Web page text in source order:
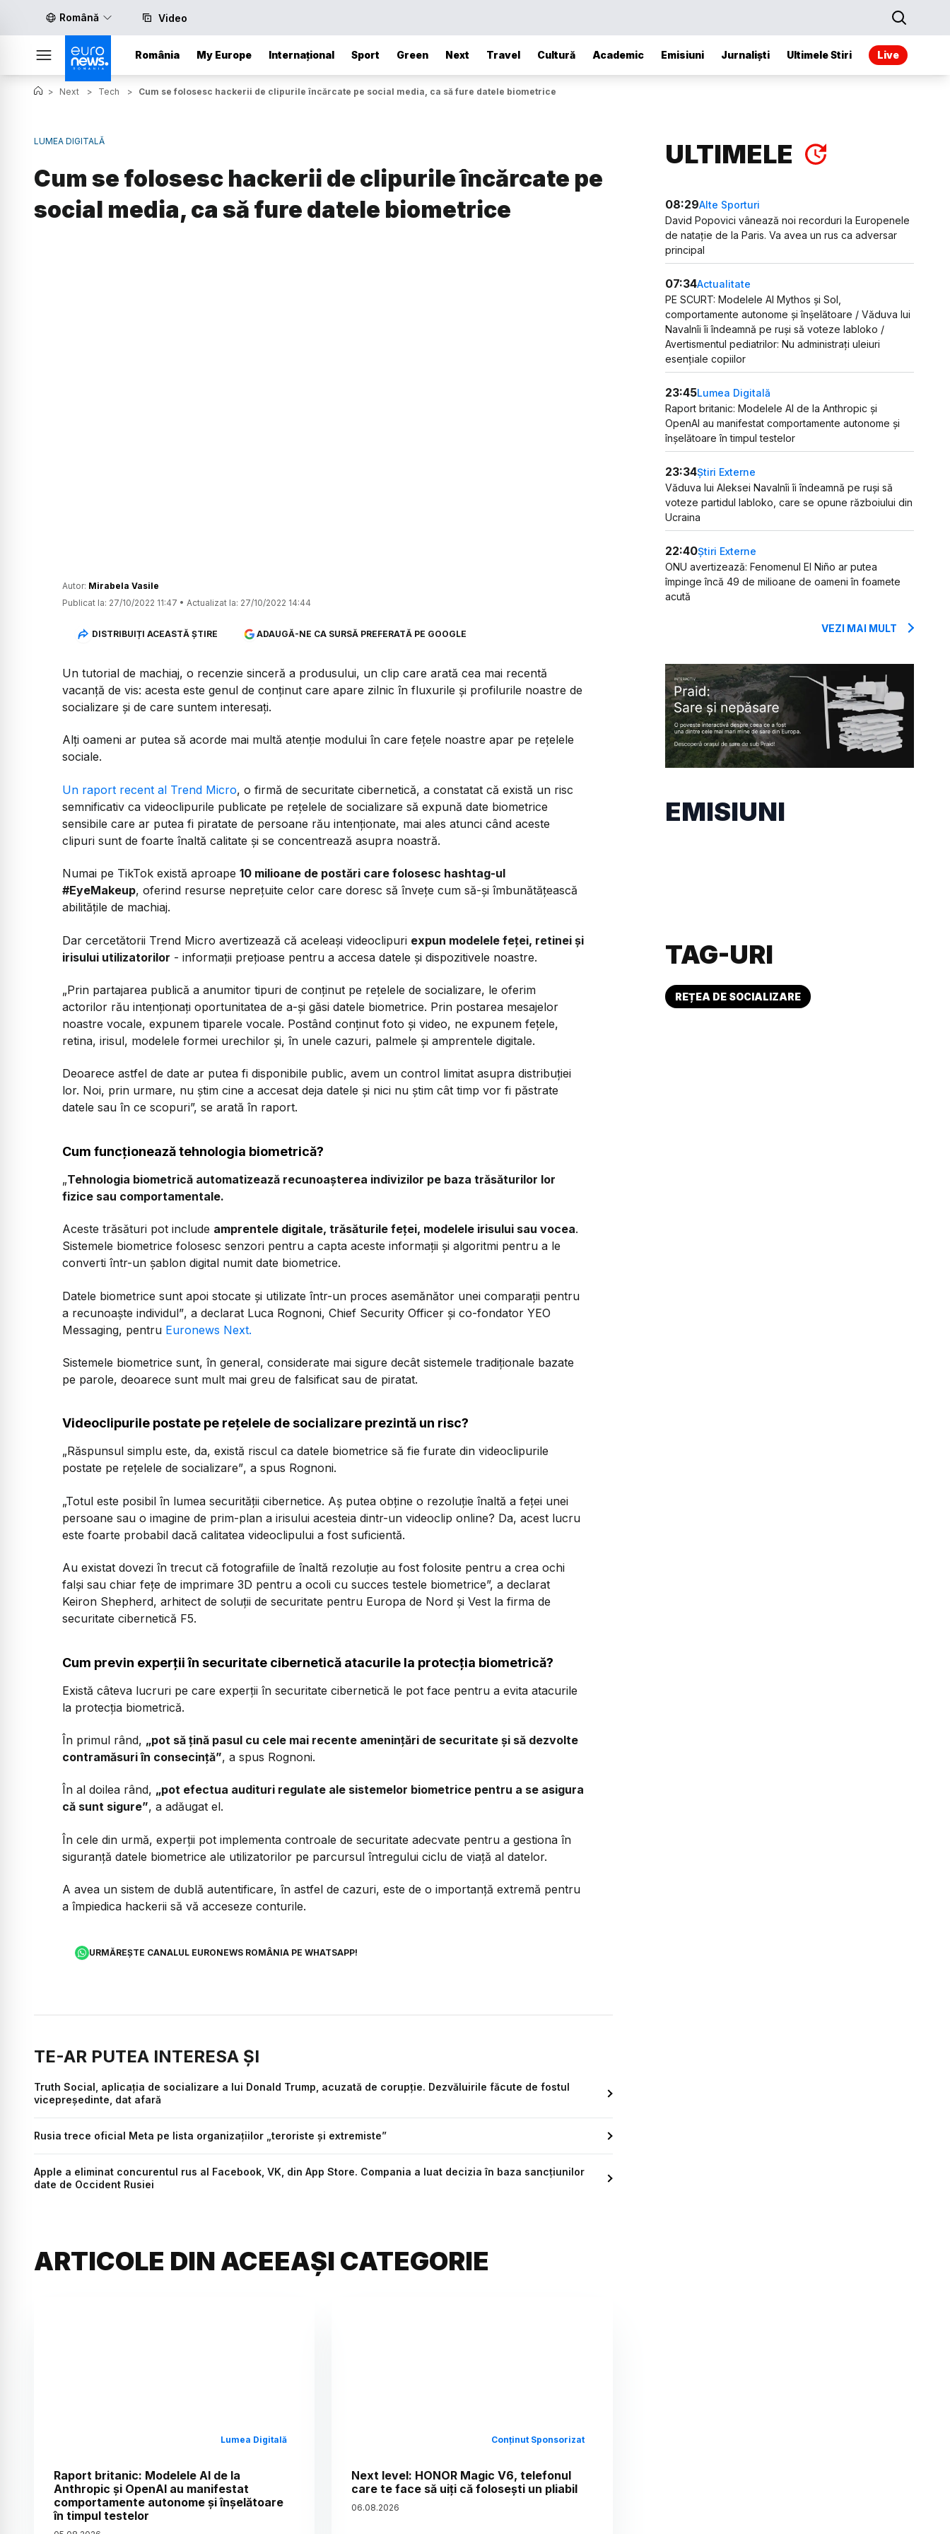
Română Video
România My Europe Internațional Sport Green Next Travel Cultură Academic Emisiuni Jurnaliști Ultimele Stiri Live
> Next > Tech > Cum se folosesc hackerii de clipurile încărcate pe social media, ca să fure datele biometrice
LUMEA DIGITALĂ
Cum se folosesc hackerii de clipurile încărcate pe
social media, ca să fure datele biometrice
Autor: Mirabela Vasile
Publicat la: 27/10/2022 11:47 • Actualizat la: 27/10/2022 14:44
DISTRIBUIȚI ACEASTĂ ȘTIRE ADAUGĂ-NE CA SURSĂ PREFERATĂ PE GOOGLE
Un tutorial de machiaj, o recenzie sinceră a produsului, un clip care arată cea mai recentă
vacanță de vis: acesta este genul de conținut care apare zilnic în fluxurile și profilurile noastre de
socializare și de care suntem interesați.
Alți oameni ar putea să acorde mai multă atenție modului în care fețele noastre apar pe rețelele
sociale.
Un raport recent al Trend Micro, o firmă de securitate cibernetică, a constatat că există un risc
semnificativ ca videoclipurile publicate pe rețelele de socializare să expună date biometrice
sensibile care ar putea fi piratate de persoane rău intenționate, mai ales atunci când aceste
clipuri sunt de foarte înaltă calitate și se concentrează asupra noastră.
Numai pe TikTok există aproape 10 milioane de postări care folosesc hashtag-ul
#EyeMakeup, oferind resurse neprețuite celor care doresc să învețe cum să-și îmbunătățească
abilitățile de machiaj.
Dar cercetătorii Trend Micro avertizează că aceleași videoclipuri expun modelele feței, retinei și
irisului utilizatorilor - informații prețioase pentru a accesa datele și dispozitivele noastre.
„Prin partajarea publică a anumitor tipuri de conținut pe rețelele de socializare, le oferim
actorilor rău intenționați oportunitatea de a-și găsi datele biometrice. Prin postarea mesajelor
noastre vocale, expunem tiparele vocale. Postând conținut foto și video, ne expunem fețele,
retina, irisul, modelele formei urechilor și, în unele cazuri, palmele și amprentele digitale.
Deoarece astfel de date ar putea fi disponibile public, avem un control limitat asupra distribuției
lor. Noi, prin urmare, nu știm cine a accesat deja datele și nici nu știm cât timp vor fi păstrate
datele sau în ce scopuri”, se arată în raport.
Cum funcționează tehnologia biometrică?
„Tehnologia biometrică automatizează recunoașterea indivizilor pe baza trăsăturilor lor
fizice sau comportamentale.
Aceste trăsături pot include amprentele digitale, trăsăturile feței, modelele irisului sau vocea.
Sistemele biometrice folosesc senzori pentru a capta aceste informații și algoritmi pentru a le
converti într-un șablon digital numit date biometrice.
Datele biometrice sunt apoi stocate și utilizate într-un proces asemănător unei comparații pentru
a recunoaște individul”, a declarat Luca Rognoni, Chief Security Officer și co-fondator YEO
Messaging, pentru Euronews Next.
Sistemele biometrice sunt, în general, considerate mai sigure decât sistemele tradiționale bazate
pe parole, deoarece sunt mult mai greu de falsificat sau de piratat.
Videoclipurile postate pe rețelele de socializare prezintă un risc?
„Răspunsul simplu este, da, există riscul ca datele biometrice să fie furate din videoclipurile
postate pe rețelele de socializare”, a spus Rognoni.
„Totul este posibil în lumea securității cibernetice. Aș putea obține o rezoluție înaltă a feței unei
persoane sau o imagine de prim-plan a irisului acesteia dintr-un videoclip online? Da, acest lucru
este foarte probabil dacă calitatea videoclipului a fost suficientă.
Au existat dovezi în trecut că fotografiile de înaltă rezoluție au fost folosite pentru a crea ochi
falși sau chiar fețe de imprimare 3D pentru a ocoli cu succes testele biometrice”, a declarat
Keiron Shepherd, arhitect de soluții de securitate pentru Europa de Nord și Vest la firma de
securitate cibernetică F5.
Cum previn experții în securitate cibernetică atacurile la protecția biometrică?
Există câteva lucruri pe care experții în securitate cibernetică le pot face pentru a evita atacurile
la protecția biometrică.
În primul rând, „pot să țină pasul cu cele mai recente amenințări de securitate și să dezvolte
contramăsuri în consecință”, a spus Rognoni.
În al doilea rând, „pot efectua audituri regulate ale sistemelor biometrice pentru a se asigura
că sunt sigure”, a adăugat el.
În cele din urmă, experții pot implementa controale de securitate adecvate pentru a gestiona în
siguranță datele biometrice ale utilizatorilor pe parcursul întregului ciclu de viață al datelor.
A avea un sistem de dublă autentificare, în astfel de cazuri, este de o importanță extremă pentru
a împiedica hackerii să vă acceseze conturile.
URMĂREȘTE CANALUL EURONEWS ROMÂNIA PE WHATSAPP!
TE-AR PUTEA INTERESA ȘI
Truth Social, aplicația de socializare a lui Donald Trump, acuzată de corupție. Dezvăluirile făcute de fostul
vicepreședinte, dat afară
Rusia trece oficial Meta pe lista organizațiilor „teroriste și extremiste”
Apple a eliminat concurentul rus al Facebook, VK, din App Store. Compania a luat decizia în baza sancțiunilor
date de Occident Rusiei
ARTICOLE DIN ACEEAȘI CATEGORIE
Lumea Digitală
Raport britanic: Modelele AI de la
Anthropic și OpenAI au manifestat
comportamente autonome și înșelătoare
în timpul testelor
Conținut Sponsorizat
Next level: HONOR Magic V6, telefonul
care te face să uiți că folosești un pliabil
06.08.2026
ULTIMELE
08:29Alte Sporturi
David Popovici vânează noi recorduri la Europenele
de natație de la Paris. Va avea un rus ca adversar
principal
07:34Actualitate
PE SCURT: Modelele AI Mythos și Sol,
comportamente autonome și înșelătoare / Văduva lui
Navalnîi îi îndeamnă pe ruși să voteze Iabloko /
Avertismentul pediatrilor: Nu administrați uleiuri
esențiale copiilor
23:45Lumea Digitală
Raport britanic: Modelele AI de la Anthropic și
OpenAI au manifestat comportamente autonome și
înșelătoare în timpul testelor
23:34Știri Externe
Văduva lui Aleksei Navalnîi îi îndeamnă pe ruși să
voteze partidul Iabloko, care se opune războiului din
Ucraina
22:40Știri Externe
ONU avertizează: Fenomenul El Niño ar putea
împinge încă 49 de milioane de oameni în foamete
acută
VEZI MAI MULT
EMISIUNI
TAG-URI
REȚEA DE SOCIALIZARE